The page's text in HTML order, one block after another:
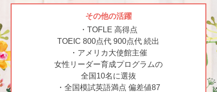
その他の活躍
・TOFLE 高得点
TOEIC 800点代 900点代 続出
・アメリカ大使館主催
女性リーダー育成プログラムの
全国10名に選抜
・全国模試英語満点 偏差値87